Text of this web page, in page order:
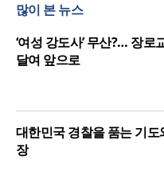
주길”
한기연 “전쟁을 부
정신건강 치료 인
27.8%, 중증 입원·
많이 본 뉴스
‘여성 강도사’ 무산?… 장로
달여 앞으로
대한민국 경찰을 품는 기도
장